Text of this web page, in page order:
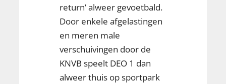
return’ alweer gevoetbald.
Door enkele afgelastingen
en meren male
verschuivingen door de
KNVB speelt DEO 1 dan
alweer thuis op sportpark